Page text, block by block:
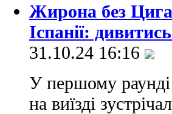
Жирона без
Іспанії:
31.10.24 16:16
У першому
на виїзді